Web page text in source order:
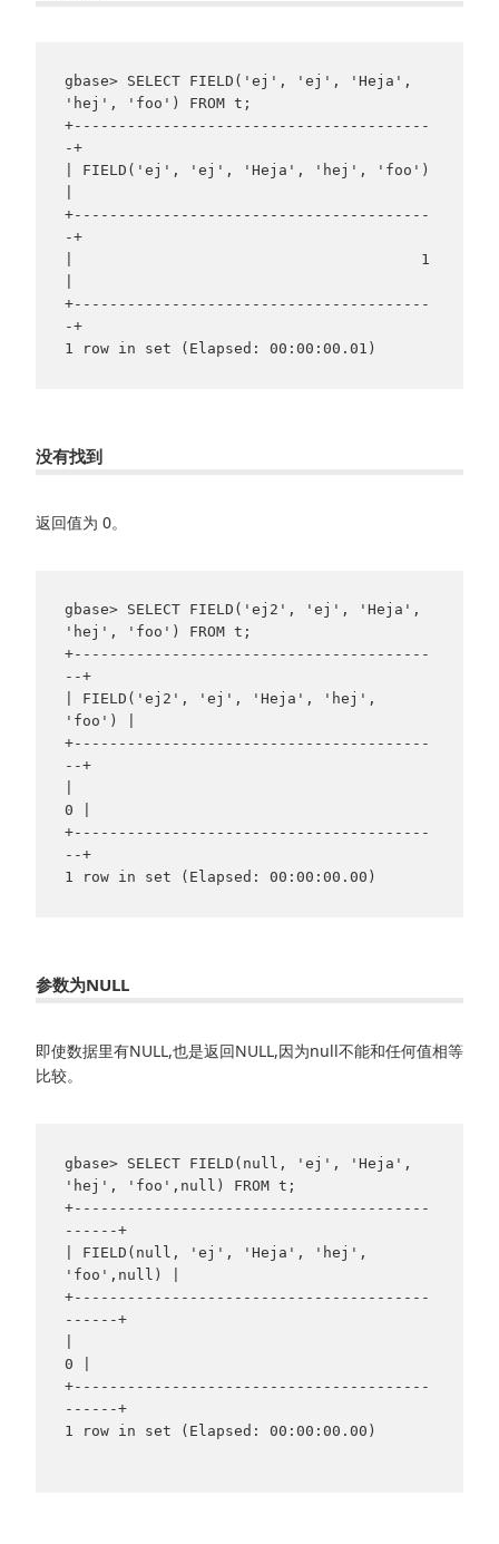
gbase> SELECT FIELD('ej', 'ej', 'Heja',
'hej', 'foo') FROM t;
+----------------------------------------
-+
| FIELD('ej', 'ej', 'Heja', 'hej', 'foo')
+----------------------------------------
-+
|                                       1
+----------------------------------------
-+
没有找到
返回值为 0。
gbase> SELECT FIELD('ej2', 'ej', 'Heja',
'hej', 'foo') FROM t;
+----------------------------------------
--+
| FIELD('ej2', 'ej', 'Heja', 'hej',
'foo') |
+----------------------------------------
--+
0 |
+----------------------------------------
--+
参数为NULL
即使数据里有NULL,也是返回NULL,因为null不能和任何值相等
比较。
gbase> SELECT FIELD(null, 'ej', 'Heja',
'hej', 'foo',null) FROM t;
+----------------------------------------
------+
| FIELD(null, 'ej', 'Heja', 'hej',
'foo',null) |
+----------------------------------------
------+
0 |
+----------------------------------------
------+
1 row in set (Elapsed: 00:00:00.00)